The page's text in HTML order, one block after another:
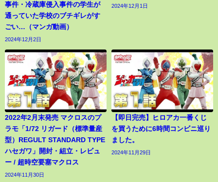
事件・冷蔵庫侵入事件の学生が
通っていた学校のブチギレがす
ごい…（マンガ動画）
2024年12月2日
2024年12月1日
2022年2月末発売 マクロスのプ
ラモ「1/72 リガード（標準量産
型）REGULT STANDARD TYPE
ハセガワ」開封・組立・レビュ
ー / 超時空要塞マクロス
2024年11月30日
【即日完売】ヒロアカ一番くじ
を買うために6時間コンビニ巡り
ました。
2024年11月29日